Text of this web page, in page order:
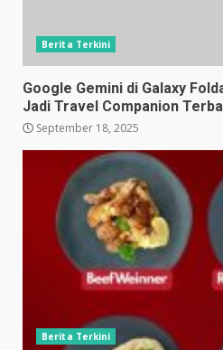
Berita Terkini
Google Gemini di Galaxy
Jadi Travel Companion
September 18, 2025
Berita Terkini